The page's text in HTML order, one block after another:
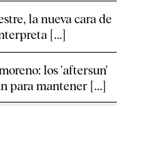
la nueva cara de
[...]
los 'aftersun'
para mantener [...]